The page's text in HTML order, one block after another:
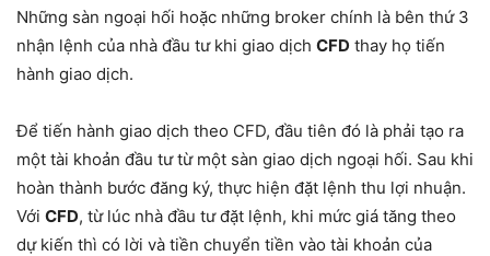
Những sàn ngoại hối hoặc những broker chính là bên thứ 3
nhận lệnh của nhà đầu tư khi giao dịch CFD thay họ tiến
hành giao dịch.
Để tiến hành giao dịch theo CFD, đầu tiên đó là phải tạo ra
một tài khoản đầu tư từ một sàn giao dịch ngoại hối. Sau khi
hoàn thành bước đăng ký, thực hiện đặt lệnh thu lợi nhuận.
Với CFD, từ lúc nhà đầu tư đặt lệnh, khi mức giá tăng theo
dự kiến thì có lời và tiền chuyển tiền vào tài khoản của